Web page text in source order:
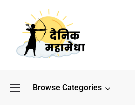
Browse Categories